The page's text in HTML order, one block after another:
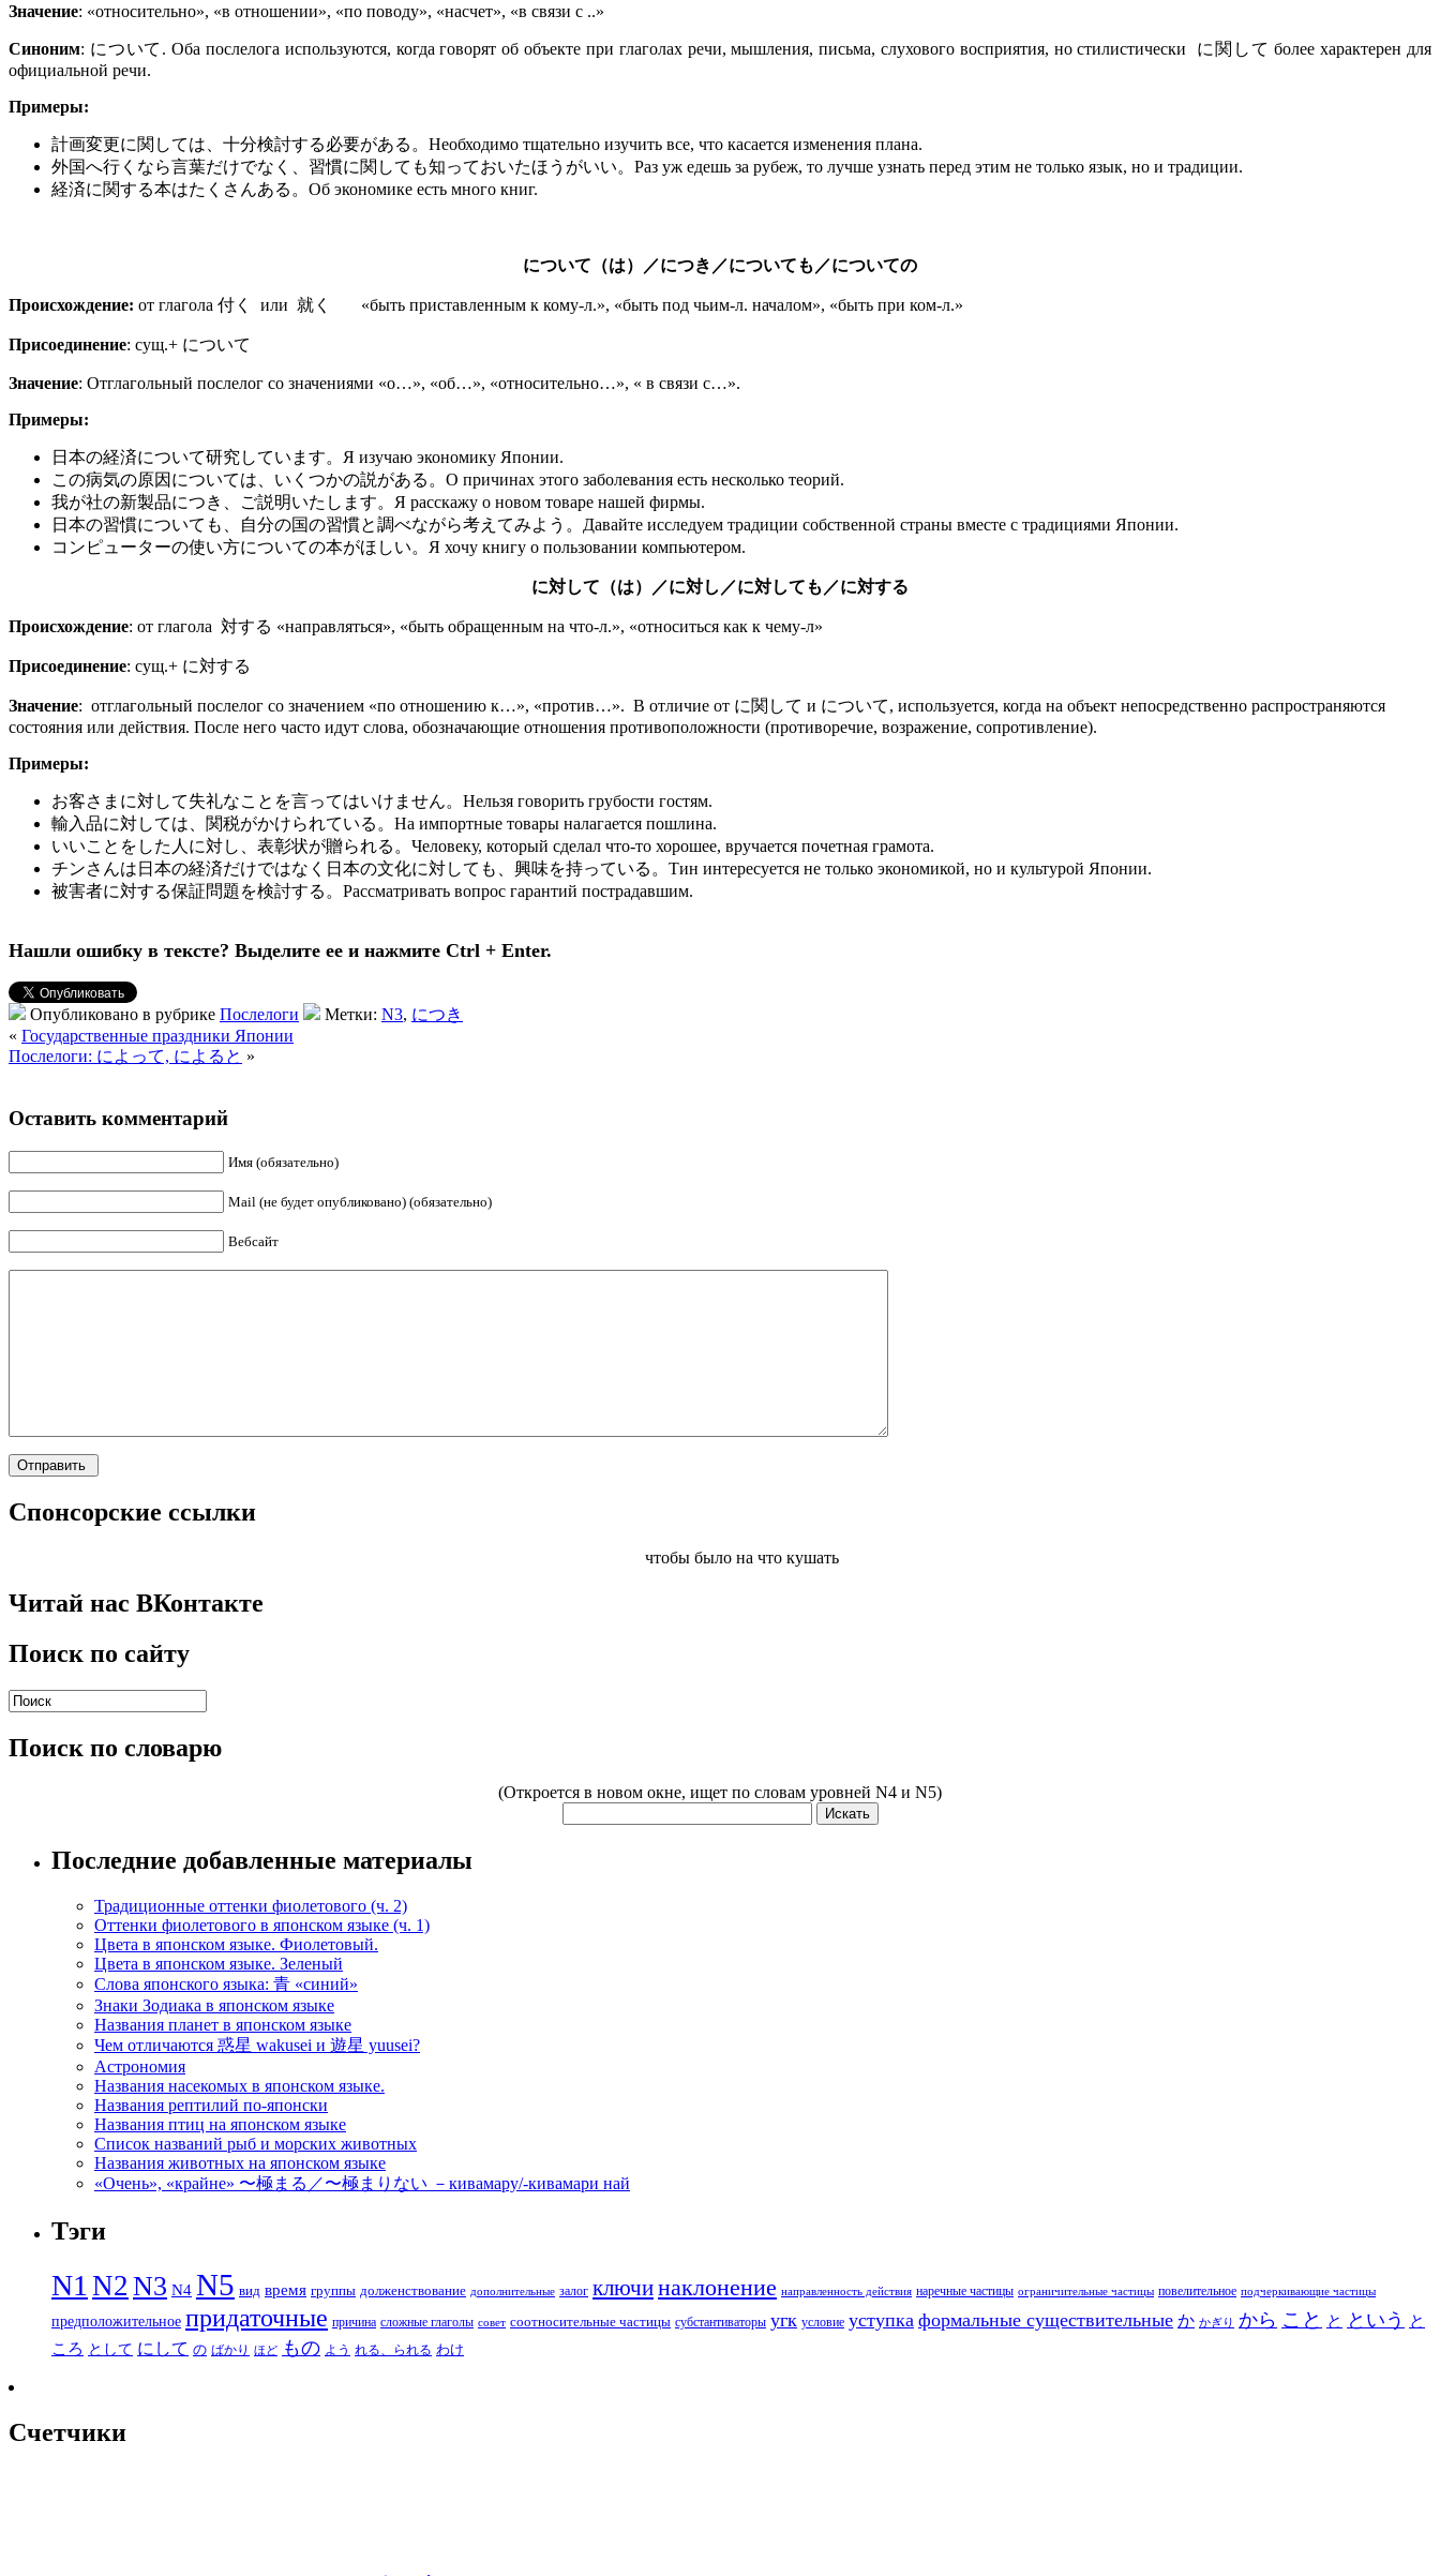
Значение: «относительно», «в отношении», «по поводу», «насчет», «в связи с ..»
Синоним: について. Оба послелога используются, когда говорят об объекте при глаголах речи, мышления, письма, слухового восприятия, но стилистически に関して более характерен для
официальной речи.
Примеры:
計画変更に関しては、十分検討する必要がある。Необходимо тщательно изучить все, что касается изменения плана.
外国へ行くなら言葉だけでなく、習慣に関しても知っておいたほうがいい。Раз уж едешь за рубеж, то лучше узнать перед этим не только язык, но и традиции.
経済に関する本はたくさんある。Об экономике есть много книг.
について（は）／につき／についても／についての
Происхождение: от глагола 付く или 就く «быть приставленным к кому-л.», «быть под чьим-л. началом», «быть при ком-л.»
Присоединение: сущ.+ について
Значение: Отглагольный послелог со значениями «о…», «об…», «относительно…», « в связи с…».
Примеры:
日本の経済について研究しています。Я изучаю экономику Японии.
この病気の原因については、いくつかの説がある。О причинах этого заболевания есть несколько теорий.
我が社の新製品につき、ご説明いたします。Я расскажу о новом товаре нашей фирмы.
日本の習慣についても、自分の国の習慣と調べながら考えてみよう。Давайте исследуем традиции собственной страны вместе с традициями Японии.
コンピューターの使い方についての本がほしい。Я хочу книгу о пользовании компьютером.
に対して（は）／に対し／に対しても／に対する
Происхождение: от глагола 対する «направляться», «быть обращенным на что-л.», «относиться как к чему-л»
Присоединение: сущ.+ に対する
Значение: отглагольный послелог со значением «по отношению к…», «против…». В отличие от に関して и について, используется, когда на объект непосредственно распространяются
состояния или действия. После него часто идут слова, обозначающие отношения противоположности (противоречие, возражение, сопротивление).
Примеры:
お客さまに対して失礼なことを言ってはいけません。Нельзя говорить грубости гостям.
輸入品に対しては、関税がかけられている。На импортные товары налагается пошлина.
いいことをした人に対し、表彰状が贈られる。Человеку, который сделал что-то хорошее, вручается почетная грамота.
チンさんは日本の経済だけではなく日本の文化に対しても、興味を持っている。Тин интересуется не только экономикой, но и культурой Японии.
被害者に対する保証問題を検討する。Рассматривать вопрос гарантий пострадавшим.
Нашли ошибку в тексте? Выделите ее и нажмите Ctrl + Enter.
Опубликовано в рубрике Послелоги Метки: N3, につき
« Государственные праздники Японии
Послелоги: によって, によると »
Оставить комментарий
Имя (обязательно)
Mail (не будет опубликовано) (обязательно)
Вебсайт
Спонсорские ссылки
чтобы было на что кушать
Читай нас ВКонтакте
Поиск по сайту
Поиск по словарю
(Откроется в новом окне, ищет по словам уровней N4 и N5)
Последние добавленные материалы
Традиционные оттенки фиолетового (ч. 2)
Оттенки фиолетового в японском языке (ч. 1)
Цвета в японском языке. Фиолетовый.
Цвета в японском языке. Зеленый
Слова японского языка: 青 «синий»
Знаки Зодиака в японском языке
Названия планет в японском языке
Чем отличаются 惑星 wakusei и 遊星 yuusei?
Астрономия
Названия насекомых в японском языке.
Названия рептилий по-японски
Названия птиц на японском языке
Список названий рыб и морских животных
Названия животных на японском языке
«Очень», «крайне» 〜極まる／〜極まりない －кивамару/-кивамари най
Тэги
N1 N2 N3 N4 N5 вид время группы долженствование дополнительные залог ключинаклонение направленность действия наречные частицы ограничительные частицы повелительное подчеркивающие частицы
предположительное придаточные причина сложные глаголы совет соотносительные частицы субстантиваторы угк условие уступка формальные существительные か かぎり から こと と という
と
ころ として にして の ばかり ほど もの よう れる、られる わけ
Счетчики